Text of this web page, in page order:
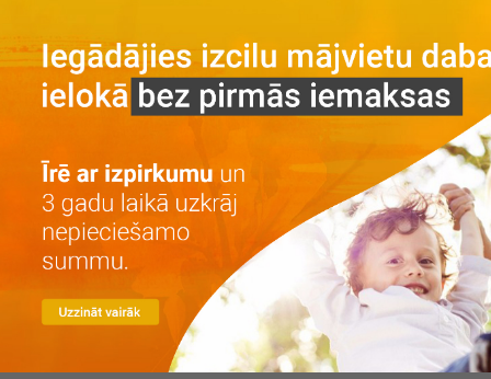
Galvenā
Par projektu
Par projektu
Vieta
Dzīvokļi
Īre ar izpirkumu
Īre
Iegāde
Kontakti
RU